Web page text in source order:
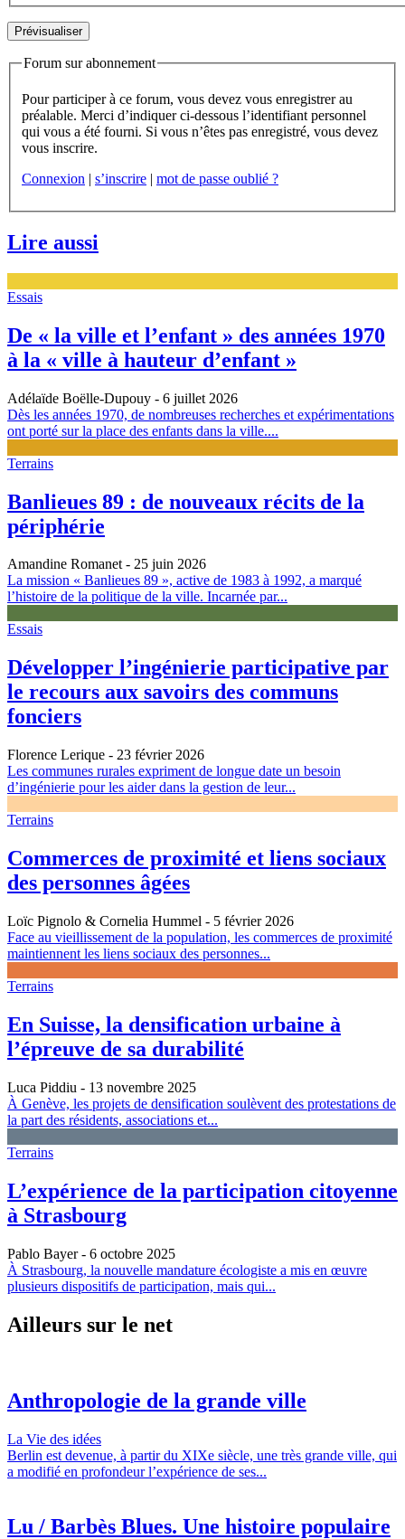
Forum sur abonnement
Pour participer à ce forum, vous devez vous enregistrer au
préalable. Merci d’indiquer ci-dessous l’identifiant personnel
qui vous a été fourni. Si vous n’êtes pas enregistré, vous devez
vous inscrire.
Connexion | s’inscrire | mot de passe oublié ?
Lire aussi
Essais
De « la ville et l’enfant » des années 1970
à la « ville à hauteur d’enfant »
Adélaïde Boëlle-Dupouy - 6 juillet 2026
Dès les années 1970, de nombreuses recherches et expérimentations
ont porté sur la place des enfants dans la ville....
Terrains
Banlieues 89 : de nouveaux récits de la
périphérie
Amandine Romanet- 25 juin 2026
La mission « Banlieues 89 », active de 1983 à 1992, a marqué
l’histoire de la politique de la ville. Incarnée par...
Essais
Développer l’ingénierie participative par
le recours aux savoirs des communs
fonciers
Florence Lerique - 23 février 2026
Les communes rurales expriment de longue date un besoin
d’ingénierie pour les aider dans la gestion de leur...
Terrains
Commerces de proximité et liens sociaux
des personnes âgées
Loïc Pignolo & Cornelia Hummel - 5 février 2026
Face au vieillissement de la population, les commerces de proximité
maintiennent les liens sociaux des personnes...
Terrains
En Suisse, la densification urbaine à
l’épreuve de sa durabilité
Luca Piddiu - 13 novembre 2025
À Genève, les projets de densification soulèvent des protestations de
la part des résidents, associations et...
Terrains
L’expérience de la participation citoyenne
à Strasbourg
Pablo Bayer- 6 octobre 2025
À Strasbourg, la nouvelle mandature écologiste a mis en œuvre
plusieurs dispositifs de participation, mais qui...
Ailleurs sur le net
Anthropologie de la grande ville
La Vie des idées
Berlin est devenue, à partir du XIXe siècle, une très grande ville, qui
a modifié en profondeur l’expérience de ses...
Lu / Barbès Blues. Une histoire populaire